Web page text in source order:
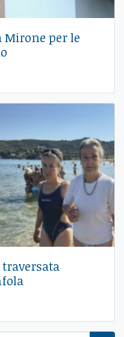
per le